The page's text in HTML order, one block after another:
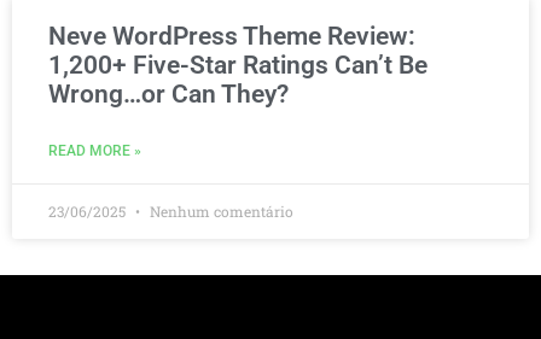
Neve WordPress Theme Review:
1,200+ Five-Star Ratings Can’t Be
Wrong…or Can They?
READ MORE »
23/06/2025 Nenhum comentário